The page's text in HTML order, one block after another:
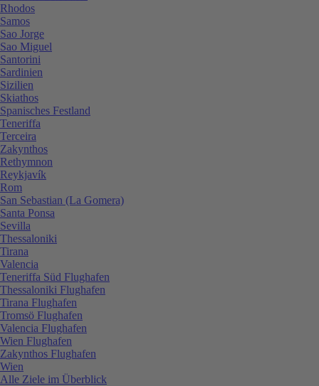
Rhodos
Samos
Sao Jorge
Sao Miguel
Santorini
Sardinien
Sizilien
Skiathos
Spanisches Festland
Teneriffa
Terceira
Zakynthos
Rethymnon
Reykjavík
Rom
San Sebastian (La Gomera)
Santa Ponsa
Sevilla
Thessaloniki
Tirana
Valencia
Teneriffa Süd Flughafen
Thessaloniki Flughafen
Tirana Flughafen
Tromsö Flughafen
Valencia Flughafen
Wien Flughafen
Zakynthos Flughafen
Wien
Alle Ziele im Überblick